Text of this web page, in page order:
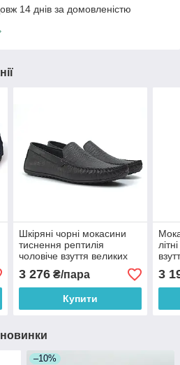
14 днів за домовленістю
Шкіряні чорні мокасини
тиснення рептилія
чоловіче взуття великих
розмірів Rosso Avangard
M4 Black Ript BS
3 276₴/пара
Купити
3
новинки
–10%